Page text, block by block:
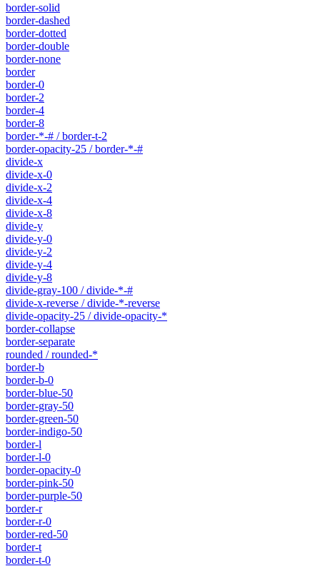
border-solid
border-dashed
border-dotted
border-double
border-none
border
border-0
border-2
border-4
border-8
border-*-# / border-t-2
border-opacity-25 / border-*-#
divide-x
divide-x-0
divide-x-2
divide-x-4
divide-x-8
divide-y
divide-y-0
divide-y-2
divide-y-4
divide-y-8
divide-gray-100 / divide-*-#
divide-x-reverse / divide-*-reverse
divide-opacity-25 / divide-opacity-*
border-collapse
border-separate
rounded / rounded-*
border-b
border-b-0
border-blue-50
border-gray-50
border-green-50
border-indigo-50
border-l
border-l-0
border-opacity-0
border-pink-50
border-purple-50
border-r
border-r-0
border-red-50
border-t
border-t-0